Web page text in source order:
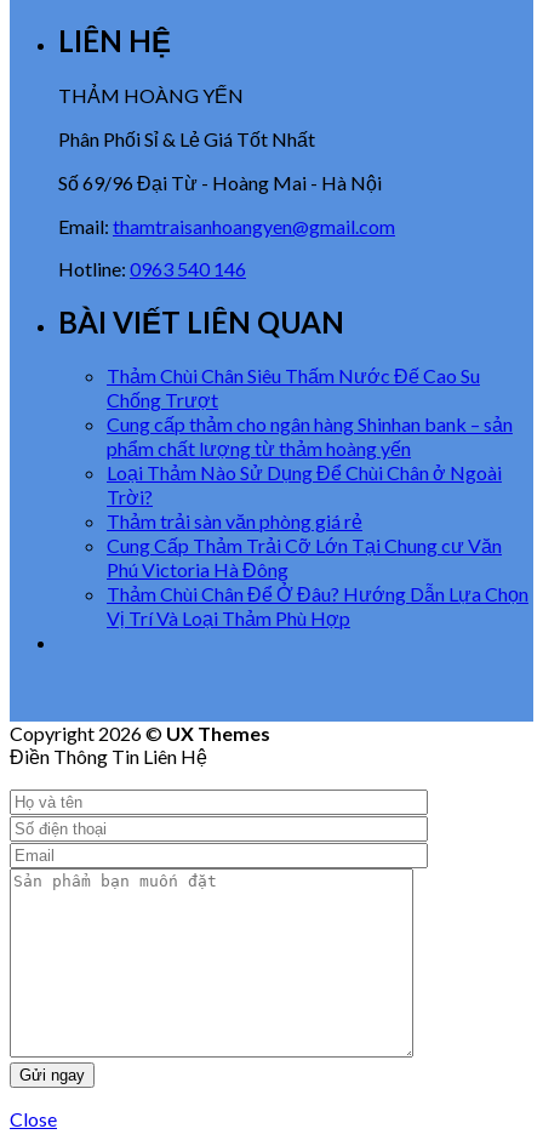
LIÊN HỆ
THẢM HOÀNG YẾN
Phân Phối Sỉ & Lẻ Giá Tốt Nhất
Số 69/96 Đại Từ - Hoàng Mai - Hà Nội
Email: thamtraisanhoangyen@gmail.com
Hotline: 0963 540 146
BÀI VIẾT LIÊN QUAN
Thảm Chùi Chân Siêu Thấm Nước Đế Cao Su
Chống Trượt
Cung cấp thảm cho ngân hàng Shinhan bank – sản
phẩm chất lượng từ thảm hoàng yến
Loại Thảm Nào Sử Dụng Để Chùi Chân ở Ngoài
Trời?
Thảm trải sàn văn phòng giá rẻ
Cung Cấp Thảm Trải Cỡ Lớn Tại Chung cư Văn
Phú Victoria Hà Đông
Thảm Chùi Chân Để Ở Đâu? Hướng Dẫn Lựa Chọn
Vị Trí Và Loại Thảm Phù Hợp
Copyright 2026 © UX Themes
Điền Thông Tin Liên Hệ
Close